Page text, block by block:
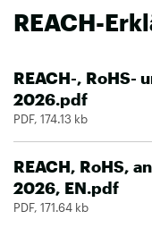
REACH-
REACH-, RoHS-
2026.pdf
PDF, 174.13 kb
REACH, RoHS,
2026, EN.pdf
PDF, 171.64 kb